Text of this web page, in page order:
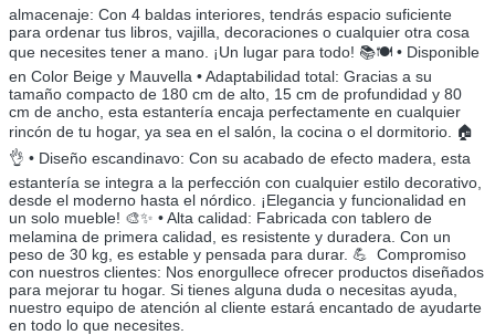
almacenaje: Con 4 baldas interiores, tendrás espacio suficiente
para ordenar tus libros, vajilla, decoraciones o cualquier otra cosa
que necesites tener a mano. ¡Un lugar para todo! 📚🍽️ • Disponible
en Color Beige y Mauvella • Adaptabilidad total: Gracias a su
tamaño compacto de 180 cm de alto, 15 cm de profundidad y 80
cm de ancho, esta estantería encaja perfectamente en cualquier
rincón de tu hogar, ya sea en el salón, la cocina o el dormitorio. 🏠
👌 • Diseño escandinavo: Con su acabado de efecto madera, esta
estantería se integra a la perfección con cualquier estilo decorativo,
desde el moderno hasta el nórdico. ¡Elegancia y funcionalidad en
un solo mueble! 🎨✨ • Alta calidad: Fabricada con tablero de
melamina de primera calidad, es resistente y duradera. Con un
peso de 30 kg, es estable y pensada para durar. 💪 ­ Compromiso
con nuestros clientes: Nos enorgullece ofrecer productos diseñados
para mejorar tu hogar. Si tienes alguna duda o necesitas ayuda,
nuestro equipo de atención al cliente estará encantado de ayudarte
en todo lo que necesites.